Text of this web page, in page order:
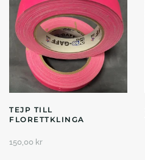
TEJP TILL
FLORETTKLINGA
150,00 kr